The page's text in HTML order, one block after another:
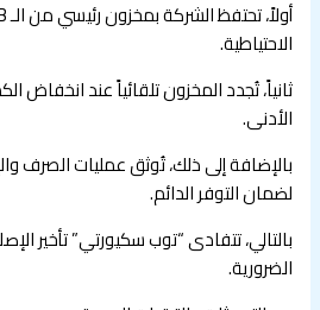
الاحتياطية.
الأدنى.
بالإضافة إلى ذلك، تُوثق عمليات الصرف
لضمان التوفر الدائم.
بالتالي، تتفادى “توب سكيورتي” تأخير
الضرورية.